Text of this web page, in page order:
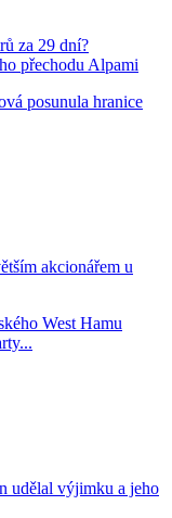
za 29 dní?
přechodu Alpami
posunula hranice
akcionářem u
West Hamu
udělal výjimku a jeho